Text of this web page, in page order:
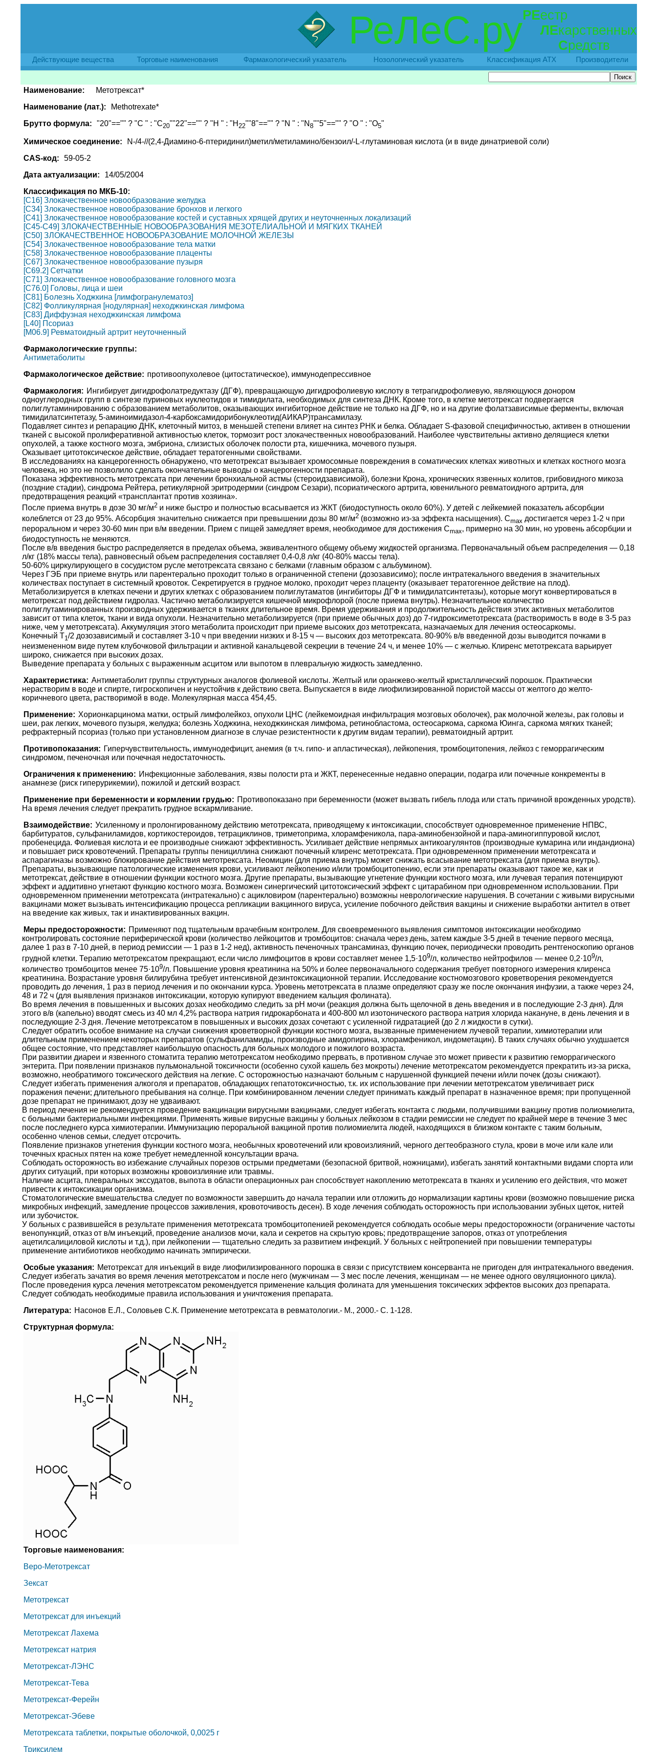
РеЛеС.руРЕестр
ЛЕкарственных
Средств
Действующие вещества Торговые наименования Фармакологический указатель Нозологический указатель Классификация АТХ Производители
Наименование:
Метотрексат*
Наименование (лат.):
Methotrexate*
Брутто формула:
"20"=="" ? "C " : "C20""22"=="" ? "H " : "H 22""8"=="" ? "N " : "N 8""5"=="" ? "O " : "O5"
Химическое соединение:
N-/4-//(2,4-Диамино-6-птеридинил)метил/метиламино/бензоил/-L-глутаминовая кислота (и в виде динатриевой соли)
CAS-код:
59-05-2
Дата актуализации:
14/05/2004
Классификация по МКБ-10:
[C16] Злокачественное новообразование желудка
[C34] Злокачественное новообразование бронхов и легкого
[C41] Злокачественное новообразование костей и суставных хрящей других и неуточненных локализаций
[C45-C49] ЗЛОКАЧЕСТВЕННЫЕ НОВООБРАЗОВАНИЯ МЕЗОТЕЛИАЛЬНОЙ И МЯГКИХ ТКАНЕЙ
[C50] ЗЛОКАЧЕСТВЕННОЕ НОВООБРАЗОВАНИЕ МОЛОЧНОЙ ЖЕЛЕЗЫ
[C54] Злокачественное новообразование тела матки
[C58] Злокачественное новообразование плаценты
[C67] Злокачественное новообразование пузыря
[C69.2] Сетчатки
[C71] Злокачественное новообразование головного мозга
[C76.0] Головы, лица и шеи
[C81] Болезнь Ходжкина [лимфогранулематоз]
[C82] Фолликулярная [нодулярная] неходжкинская лимфома
[C83] Диффузная неходжкинская лимфома
[L40] Псориаз
[M06.9] Ревматоидный артрит неуточненный
Фармакологические группы:
Антиметаболиты
Фармакологическое действие: противоопухолевое (цитостатическое), иммунодепрессивное
Фармакология: Ингибирует дигидрофолатредуктазу (ДГФ), превращающую дигидрофолиевую кислоту в тетрагидрофолиевую, являющуюся донором
одноуглеродных групп в синтезе пуриновых нуклеотидов и тимидилата, необходимых для синтеза ДНК. Кроме того, в клетке метотрексат подвергается
полиглутаминированию с образованием метаболитов, оказывающих ингибиторное действие не только на ДГФ, но и на другие фолатзависимые ферменты, включая
тимидилатсинтетазу, 5-аминоимидазол-4-карбоксамидорибонуклеотид(АИКАР)трансамилазу.
Подавляет синтез и репарацию ДНК, клеточный митоз, в меньшей степени влияет на синтез РНК и белка. Обладает S-фазовой специфичностью, активен в отношении
тканей с высокой пролиферативной активностью клеток, тормозит рост злокачественных новообразований. Наиболее чувствительны активно делящиеся клетки
опухолей, а также костного мозга, эмбриона, слизистых оболочек полости рта, кишечника, мочевого пузыря.
Оказывает цитотоксическое действие, обладает тератогенными свойствами.
В исследованиях на канцерогенность обнаружено, что метотрексат вызывает хромосомные повреждения в соматических клетках животных и клетках костного мозга
человека, но это не позволило сделать окончательные выводы о канцерогенности препарата.
Показана эффективность метотрексата при лечении бронхиальной астмы (стероидзависимой), болезни Крона, хронических язвенных колитов, грибовидного микоза
(поздние стадии), синдрома Рейтера, ретикулярной эритродермии (синдром Сезари), псориатического артрита, ювенильного ревматоидного артрита, для
предотвращения реакций «трансплантат против хозяина».
После приема внутрь в дозе 30 мг/м2и ниже быстро и полностью всасывается из ЖКТ (биодоступность около 60%). У детей с лейкемией показатель абсорбции
колеблется от 23 до 95%. Абсорбция значительно снижается при превышении дозы 80 мг/м2(возможно из-за эффекта насыщения). Cmax достигается через 1-2 ч при
пероральном и через 30-60 мин при в/м введении. Прием с пищей замедляет время, необходимое для достижения Сmax, примерно на 30 мин, но уровень абсорбции и
биодоступность не меняются.
После в/в введения быстро распределяется в пределах объема, эквивалентного общему объему жидкостей организма. Первоначальный объем распределения — 0,18
л/кг (18% массы тела), равновесный объем распределения составляет 0,4-0,8 л/кг (40-80% массы тела).
50-60% циркулирующего в сосудистом русле метотрексата связано с белками (главным образом с альбумином).
Через ГЭБ при приеме внутрь или парентерально проходит только в ограниченной степени (дозозависимо); после интратекального введения в значительных
количествах поступает в системный кровоток. Секретируется в грудное молоко, проходит через плаценту (оказывает тератогенное действие на плод).
Метаболизируется в клетках печени и других клетках с образованием полиглутаматов (ингибиторы ДГФ и тимидилатсинтетазы), которые могут конвертироваться в
метотрексат под действием гидролаз. Частично метаболизируется кишечной микрофлорой (после приема внутрь). Незначительное количество
полиглутаминированных производных удерживается в тканях длительное время. Время удерживания и продолжительность действия этих активных метаболитов
зависит от типа клеток, ткани и вида опухоли. Незначительно метаболизируется (при приеме обычных доз) до 7-гидроксиметотрексата (растворимость в воде в 3-5 раз
ниже, чем у метотрексата). Аккумуляция этого метаболита происходит при приеме высоких доз метотрексата, назначаемых для лечения остеосаркомы.
Конечный T1/2 дозозависимый и составляет 3-10 ч при введении низких и 8-15 ч — высоких доз метотрексата. 80-90% в/в введенной дозы выводится почками в
неизмененном виде путем клубочковой фильтрации и активной канальцевой секреции в течение 24 ч, и менее 10% — с желчью. Клиренс метотрексата варьирует
широко, снижается при высоких дозах.
Выведение препарата у больных с выраженным асцитом или выпотом в плевральную жидкость замедленно.
Характеристика: Антиметаболит группы структурных аналогов фолиевой кислоты. Желтый или оранжево-желтый кристаллический порошок. Практически
нерастворим в воде и спирте, гигроскопичен и неустойчив к действию света. Выпускается в виде лиофилизированной пористой массы от желтого до желто-
коричневого цвета, растворимой в воде. Молекулярная масса 454,45.
Применение: Хорионкарцинома матки, острый лимфолейкоз, опухоли ЦНС (лейкемоидная инфильтрация мозговых оболочек), рак молочной железы, рак головы и
шеи, рак легких, мочевого пузыря, желудка; болезнь Ходжкина, неходжкинская лимфома, ретинобластома, остеосаркома, саркома Юинга, саркома мягких тканей;
рефрактерный псориаз (только при установленном диагнозе в случае резистентности к другим видам терапии), ревматоидный артрит.
Противопоказания: Гиперчувствительность, иммунодефицит, анемия (в т.ч. гипо- и апластическая), лейкопения, тромбоцитопения, лейкоз с геморрагическим
синдромом, печеночная или почечная недостаточность.
Ограничения к применению: Инфекционные заболевания, язвы полости рта и ЖКТ, перенесенные недавно операции, подагра или почечные конкременты в
анамнезе (риск гиперурикемии), пожилой и детский возраст.
Применение при беременности и кормлении грудью: Противопоказано при беременности (может вызвать гибель плода или стать причиной врожденных уродств).
На время лечения следует прекратить грудное вскармливание.
Взаимодействие: Усиленному и пролонгированному действию метотрексата, приводящему к интоксикации, способствует одновременное применение НПВС,
барбитуратов, сульфаниламидов, кортикостероидов, тетрациклинов, триметоприма, хлорамфеникола, пара-аминобензойной и пара-аминогиппуровой кислот,
пробенецида. Фолиевая кислота и ее производные снижают эффективность. Усиливает действие непрямых антикоагулянтов (производные кумарина или индандиона)
и повышает риск кровотечений. Препараты группы пенициллина снижают почечный клиренс метотрексата. При одновременном применении метотрексата и
аспарагиназы возможно блокирование действия метотрексата. Неомицин (для приема внутрь) может снижать всасывание метотрексата (для приема внутрь).
Препараты, вызывающие патологические изменения крови, усиливают лейкопению и/или тромбоцитопению, если эти препараты оказывают такое же, как и
метотрексат, действие в отношении функции костного мозга. Другие препараты, вызывающие угнетение функции костного мозга, или лучевая терапия потенцируют
эффект и аддитивно угнетают функцию костного мозга. Возможен синергический цитотоксический эффект с цитарабином при одновременном использовании. При
одновременном применении метотрексата (интратекально) с ацикловиром (парентерально) возможны неврологические нарушения. В сочетании с живыми вирусными
вакцинами может вызывать интенсификацию процесса репликации вакцинного вируса, усиление побочного действия вакцины и снижение выработки антител в ответ
на введение как живых, так и инактивированных вакцин.
Меры предосторожности: Применяют под тщательным врачебным контролем. Для своевременного выявления симптомов интоксикации необходимо
контролировать состояние периферической крови (количество лейкоцитов и тромбоцитов: сначала через день, затем каждые 3-5 дней в течение первого месяца,
далее 1 раз в 7-10 дней, в период ремиссии — 1 раз в 1-2 нед), активность печеночных трансаминаз, функцию почек, периодически проводить рентгеноскопию органов
грудной клетки. Терапию метотрексатом прекращают, если число лимфоцитов в крови составляет менее 1,5·109/л, количество нейтрофилов — менее 0,2·109/л,
количество тромбоцитов менее 75·109/л. Повышение уровня креатинина на 50% и более первоначального содержания требует повторного измерения клиренса
креатинина. Возрастание уровня билирубина требует интенсивной дезинтоксикационной терапии. Исследование костномозгового кроветворения рекомендуется
проводить до лечения, 1 раз в период лечения и по окончании курса. Уровень метотрексата в плазме определяют сразу же после окончания инфузии, а также через 24,
48 и 72 ч (для выявления признаков интоксикации, которую купируют введением кальция фолината).
Во время лечения в повышенных и высоких дозах необходимо следить за рН мочи (реакция должна быть щелочной в день введения и в последующие 2-3 дня). Для
этого в/в (капельно) вводят смесь из 40 мл 4,2% раствора натрия гидрокарбоната и 400-800 мл изотонического раствора натрия хлорида накануне, в день лечения и в
последующие 2-3 дня. Лечение метотрексатом в повышенных и высоких дозах сочетают с усиленной гидратацией (до 2 л жидкости в сутки).
Следует обратить особое внимание на случаи снижения кроветворной функции костного мозга, вызванные применением лучевой терапии, химиотерапии или
длительным применением некоторых препаратов (сульфаниламиды, производные амидопирина, хлорамфеникол, индометацин). В таких случаях обычно ухудшается
общее состояние, что представляет наибольшую опасность для больных молодого и пожилого возраста.
При развитии диареи и язвенного стоматита терапию метотрексатом необходимо прервать, в противном случае это может привести к развитию геморрагического
энтерита. При появлении признаков пульмональной токсичности (особенно сухой кашель без мокроты) лечение метотрексатом рекомендуется прекратить из-за риска,
возможно, необратимого токсического действия на легкие. С осторожностью назначают больным с нарушенной функцией печени и/или почек (дозы снижают).
Следует избегать применения алкоголя и препаратов, обладающих гепатотоксичностью, т.к. их использование при лечении метотрексатом увеличивает риск
поражения печени; длительного пребывания на солнце. При комбинированном лечении следует принимать каждый препарат в назначенное время; при пропущенной
дозе препарат не принимают, дозу не удваивают.
В период лечения не рекомендуется проведение вакцинации вирусными вакцинами, следует избегать контакта с людьми, получившими вакцину против полиомиелита,
с больными бактериальными инфекциями. Применять живые вирусные вакцины у больных лейкозом в стадии ремиссии не следует по крайней мере в течение 3 мес
после последнего курса химиотерапии. Иммунизацию пероральной вакциной против полиомиелита людей, находящихся в близком контакте с таким больным,
особенно членов семьи, следует отсрочить.
Появление признаков угнетения функции костного мозга, необычных кровотечений или кровоизлияний, черного дегтеобразного стула, крови в моче или кале или
точечных красных пятен на коже требует немедленной консультации врача.
Соблюдать осторожность во избежание случайных порезов острыми предметами (безопасной бритвой, ножницами), избегать занятий контактными видами спорта или
других ситуаций, при которых возможны кровоизлияние или травмы.
Наличие асцита, плевральных экссудатов, выпота в области операционных ран способствует накоплению метотрексата в тканях и усилению его действия, что может
привести к интоксикации организма.
Стоматологические вмешательства следует по возможности завершить до начала терапии или отложить до нормализации картины крови (возможно повышение риска
микробных инфекций, замедление процессов заживления, кровоточивость десен). В ходе лечения соблюдать осторожность при использовании зубных щеток, нитей
или зубочисток.
У больных с развившейся в результате применения метотрексата тромбоцитопенией рекомендуется соблюдать особые меры предосторожности (ограничение частоты
венопункций, отказ от в/м инъекций, проведение анализов мочи, кала и секретов на скрытую кровь; предотвращение запоров, отказ от употребления
ацетилсалициловой кислоты и т.д.), при лейкопении — тщательно следить за развитием инфекций. У больных с нейтропенией при повышении температуры
применение антибиотиков необходимо начинать эмпирически.
Особые указания: Метотрексат для инъекций в виде лиофилизированного порошка в связи с присутствием консерванта не пригоден для интратекального введения.
Следует избегать зачатия во время лечения метотрексатом и после него (мужчинам — 3 мес после лечения, женщинам — не менее одного овуляционного цикла).
После проведения курса лечения метотрексатом рекомендуется применение кальция фолината для уменьшения токсических эффектов высоких доз препарата.
Следует соблюдать необходимые правила использования и уничтожения препарата.
Литература: Насонов Е.Л., Соловьев С.К. Применение метотрексата в ревматологии.- М., 2000.- С. 1-128.
Структурная формула:
Торговые наименования:
Веро-Метотрексат
Зексат
Метотрексат
Метотрексат для инъекций
Метотрексат Лахема
Метотрексат натрия
Метотрексат-ЛЭНС
Метотрексат-Тева
Метотрексат-Ферейн
Метотрексат-Эбеве
Метотрексата таблетки, покрытые оболочкой, 0,0025 г
Триксилем